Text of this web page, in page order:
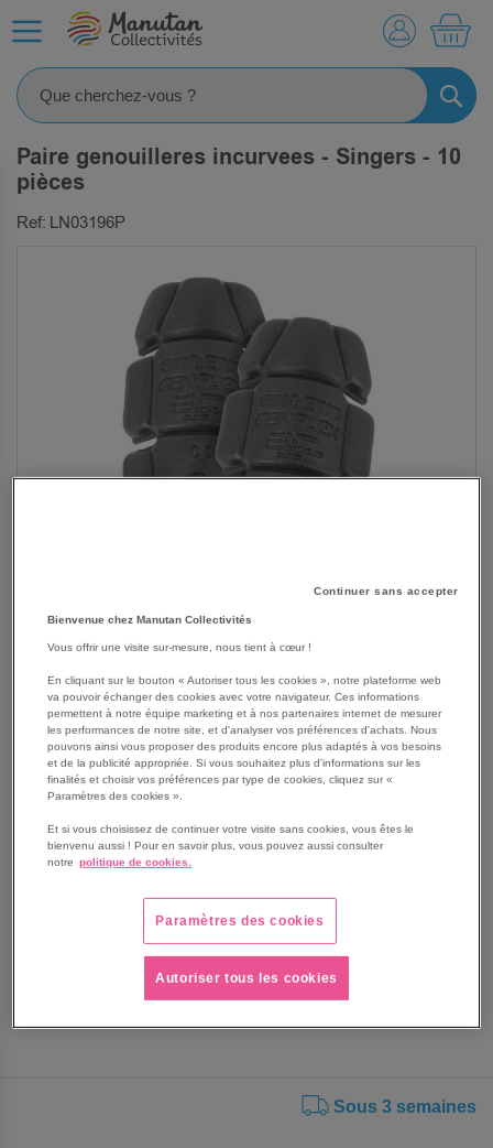
Paire genouilleres incurvees - Singers - 10
pièces
Ref: LN03196P
SKIP
BEGINNING
IMAGES
GALLERY
Les avantages
S'insère facilement dans les poches de pantalon de
travail prévues à cet effet.
Résistance à l'eau et robustesse grâce aux matériaux.
Ne contient pas de métaux lourds ni de produits
bromés.
(température d'utilisation de -30°C à +60°C)
Voir le descriptif complet
Sous 3 semaines
Continuer sans accepter
Bienvenue chez Manutan Collectivités
Vous offrir une visite sur-mesure, nous tient à cœur !
En cliquant sur le bouton « Autoriser tous les cookies », notre plateforme web
va pouvoir échanger des cookies avec votre navigateur. Ces informations
permettent à notre équipe marketing et à nos partenaires internet de mesurer
les performances de notre site, et d'analyser vos préférences d'achats. Nous
pouvons ainsi vous proposer des produits encore plus adaptés à vos besoins
et de la publicité appropriée. Si vous souhaitez plus d'informations sur les
finalités et choisir vos préférences par type de cookies, cliquez sur «
Paramètres des cookies ».
Et si vous choisissez de continuer votre visite sans cookies, vous êtes le
bienvenu aussi ! Pour en savoir plus, vous pouvez aussi consulter
notre politique de cookies.
Paramètres des cookies
Autoriser tous les cookies